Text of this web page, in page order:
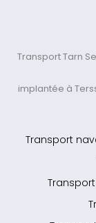
Transport Tarn
implantée à
Transport